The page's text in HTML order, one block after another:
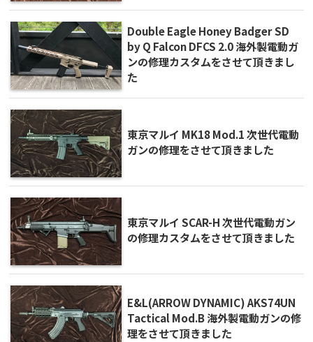
Double Eagle Honey Badger SD
by Q Falcon DFCS 2.0 海外製電動ガ
ンの修理カスタムをさせて頂きまし
た
東京マルイ MK18 Mod.1 次世代電動
ガンの修理をさせて頂きました
東京マルイ SCAR-H 次世代電動ガン
の修理カスタムをさせて頂きました
E&L(ARROW DYNAMIC) AKS74UN
Tactical Mod.B 海外製電動ガンの修
理をさせて頂きました